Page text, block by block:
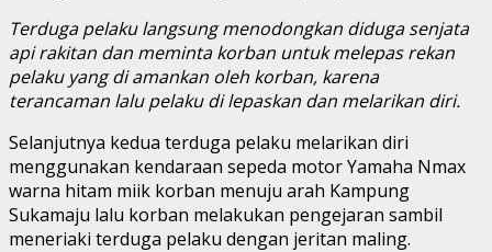
Terduga pelaku langsung menodongkan diduga senjata
api rakitan dan meminta korban untuk melepas rekan
pelaku yang di amankan oleh korban, karena
terancaman lalu pelaku di lepaskan dan melarikan diri.
Selanjutnya kedua terduga pelaku melarikan diri
menggunakan kendaraan sepeda motor Yamaha Nmax
warna hitam miik korban menuju arah Kampung
Sukamaju lalu korban melakukan pengejaran sambil
meneriaki terduga pelaku dengan jeritan maling.